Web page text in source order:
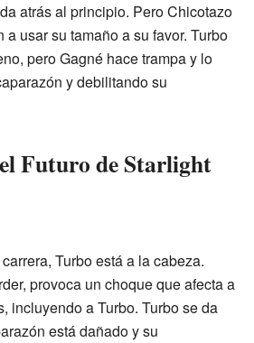
atrás al principio. Pero Chicotazo
usar su tamaño a su favor. Turbo
pero Gagné hace trampa y lo
y debilitando su
Futuro de Starlight
Turbo está a la cabeza.
provoca un choque que afecta a
incluyendo a Turbo. Turbo se da
está dañado y su